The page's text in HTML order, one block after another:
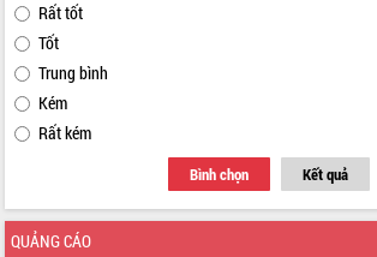
Rất tốt
Tốt
Trung bình
Kém
Rất kém
Bình chọn Kết quả
QUẢNG CÁO